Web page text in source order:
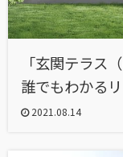
「玄関テラス
誰でもわかる
2021.08.14